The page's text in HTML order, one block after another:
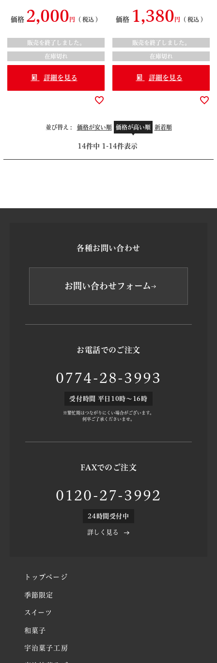
ョコ 095275
価格 2,000 税込
販売を終了しました。
在庫切れ
詳細を見る
090869
価格 1,380 税込
販売を終了しました。
在庫切れ
詳細を見る
並び替え 価格が安い順 価格が高い順 新着順
14件中 1 -14件表示
各種お問い合わせ
お問い合わせフォーム
お電話でのご注文
0774-28-3993
受付時間 平日10時～16時
※繁忙期はつながりにくい場合がございます。
何卒ご了承くださいませ。
FAXでのご注文
0120-27-3992
24時間受付中
詳しく見る
トップページ
季節限定
スイーツ
和菓子
宇治菓子工房